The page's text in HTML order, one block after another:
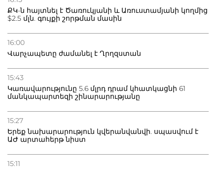
ՔԿ-ն հայտնել է Ծառուկյանի և Առուստամյանի կողմից
$2.5 մլն. գույքի շորթման մասին
16:00
Վարչապետը ժամանել է Ղրղզստան
15:43
Կառավարությունը 5.6 մլրդ դրամ կհատկացնի 61
մանկապարտեզի շինարարությանը
15:27
Երեք նախարարություն կվերանվանվի. սպասվում է
ԱԺ արտահերթ նիստ
15:11